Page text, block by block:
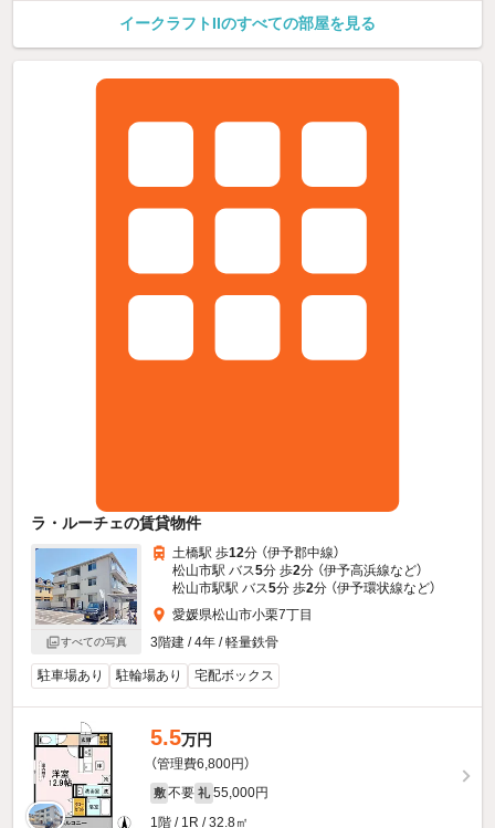
イークラフトIIのすべての部屋を見る
ラ・ルーチェの賃貸物件
すべての写真
土橋駅 歩12分 （伊予郡中線）
松山市駅 バス5分 歩2分 （伊予高浜線など）
松山市駅駅 バス5分 歩2分 （伊予環状線など）
愛媛県松山市小栗7丁目
3階建 / 4年 / 軽量鉄骨
駐車場あり 駐輪場あり 宅配ボックス
5.5万円
（管理費6,800円）
敷 不要 礼 55,000円
1階 / 1R / 32.8㎡